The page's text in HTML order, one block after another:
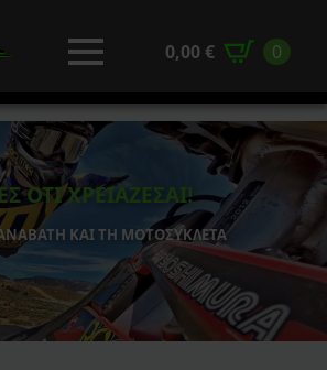
0,00 € 0
ΟΤΙ ΧΡΕΙΑΖΕΣΑΙ!
ΚΑΙ ΤΗ ΜΟΤΟΣΥΚΛΕΤΑ